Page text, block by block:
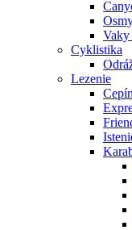
Vaky
Cyklistika
Lezenie